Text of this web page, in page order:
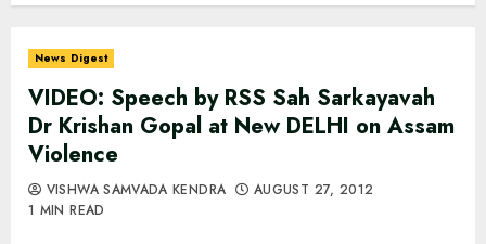
News Digest
VIDEO: Speech by RSS Sah Sarkayavah
Dr Krishan Gopal at New DELHI on Assam
Violence
VISHWA SAMVADA KENDRA
AUGUST 27, 2012
1 MIN READ